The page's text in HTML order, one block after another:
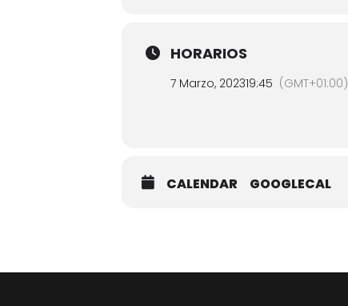
HORARIOS
7 Marzo, 202319:45 (GMT+01:00)
CALENDAR GOOGLECAL